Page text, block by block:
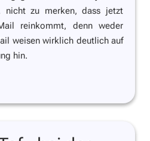
nicht zu merken, dass jetzt
reinkommt, denn weder
weisen wirklich deutlich auf
hin.